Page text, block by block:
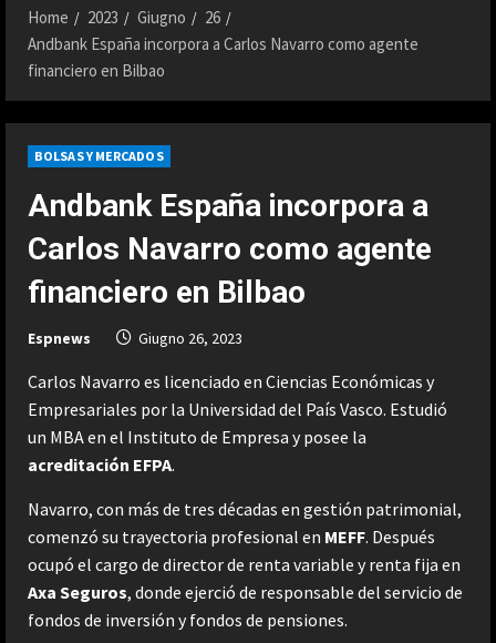
Home 2023 Giugno
26
Andbank España incorpora a Carlos Navarro como agente
financiero en Bilbao
BOLSAS Y MERCADOS
Andbank España incorpora a
Carlos Navarro como agente
financiero en Bilbao
Espnews Giugno 26, 2023
Carlos Navarro es licenciado en Ciencias Económicas y
Empresariales por la Universidad del País Vasco. Estudió
un MBA en el Instituto de Empresa y posee la
acreditación EFPA.
Navarro, con más de tres décadas en gestión patrimonial,
comenzó su trayectoria profesional en MEFF. Después
ocupó el cargo de director de renta variable y renta fija en
Axa Seguros, donde ejerció de responsable del servicio de
fondos de inversión y fondos de pensiones.